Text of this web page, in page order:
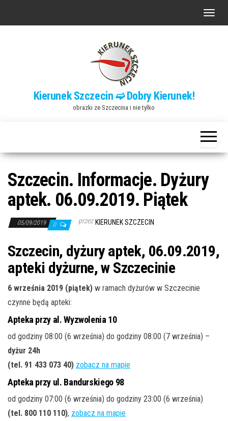
P
n
a
w
ę
Kierunek Szczecin ➫ Dobry Kierunek!
obrazki ze Szczecina i nie tylko
Szczecin. Informacje. Dyżury
aptek. 06.09.2019. Piątek
05/09/2019 0 przez KIERUNEK SZCZECIN
Szczecin, dyżury aptek, 06.09.2019,
apteki dyżurne, w Szczecinie
6 września 2019 (piątek) w ramach dyżurów w Szczecinie
czynne będą apteki:
Apteka przy al. Wyzwolenia 10
od godziny 08:00 (6 września) do godziny 08:00 (7 września) –
dyżur 24h
(tel. 91 433 073 40) zobacz na mapie
Apteka przy ul. Bandurskiego 98
od godziny 07:00 (6 września) do godziny 23:00 (6 września)
(tel. 800 110 110), zobacz na mapie